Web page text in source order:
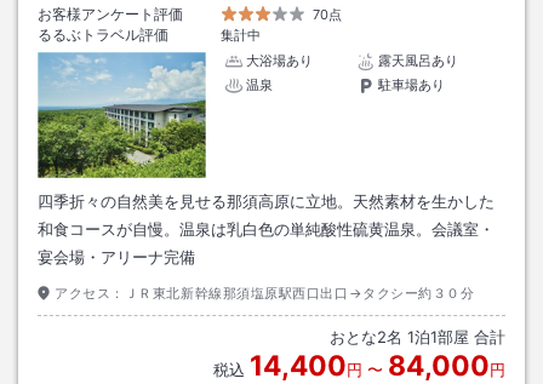
お客様アンケート評価
70点
るるぶトラベル評価
集計中
大浴場あり
露天風呂あり
温泉
駐車場あり
四季折々の自然美を見せる那須高原に立地。天然素材を生かした
和食コースが自慢。温泉は乳白色の単純酸性硫黄温泉。会議室・
宴会場・アリーナ完備
アクセス： ＪＲ東北新幹線那須塩原駅西口出口→タクシー約３０分
おとな2名 1泊1部屋 合計
税込 14,400円 〜 84,000円